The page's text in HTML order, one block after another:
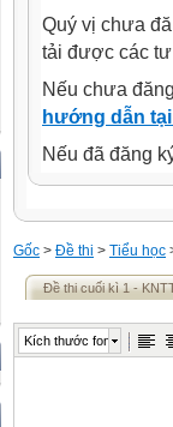
Quý vị chưa
tải được các
Nếu chưa
hướng dẫn
Nếu đã đăng
Gốc > Đề thi > Tiểu học
Đề thi cuối kì 1 -
Kích thước font